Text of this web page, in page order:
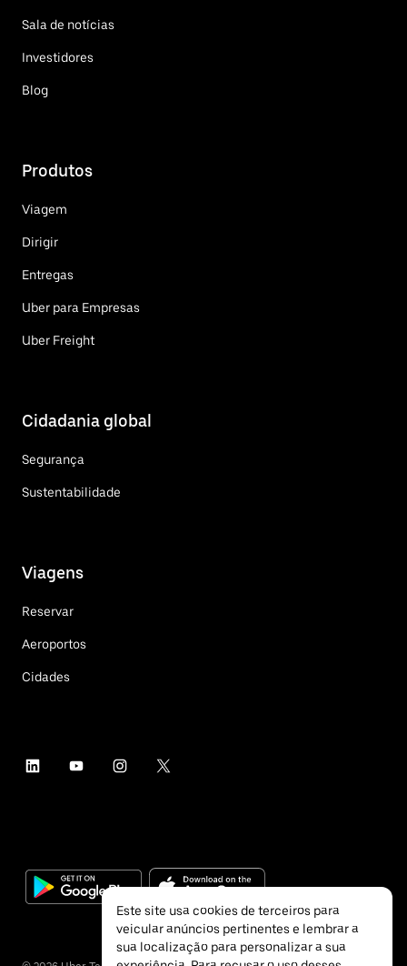
Sala de notícias
Investidores
Blog
Produtos
Viagem
Dirigir
Entregas
Uber para Empresas
Uber Freight
Cidadania global
Segurança
Sustentabilidade
Viagens
Reservar
Aeroportos
Cidades
Este site usa cookies de terceiros para
veicular anúncios pertinentes e lembrar a
sua localização para personalizar a sua